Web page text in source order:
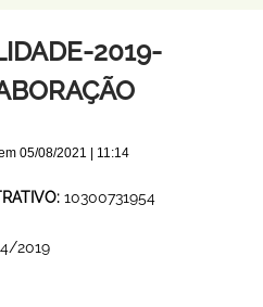
2019-
05/08/2021 | 11:14
10300731954
2019